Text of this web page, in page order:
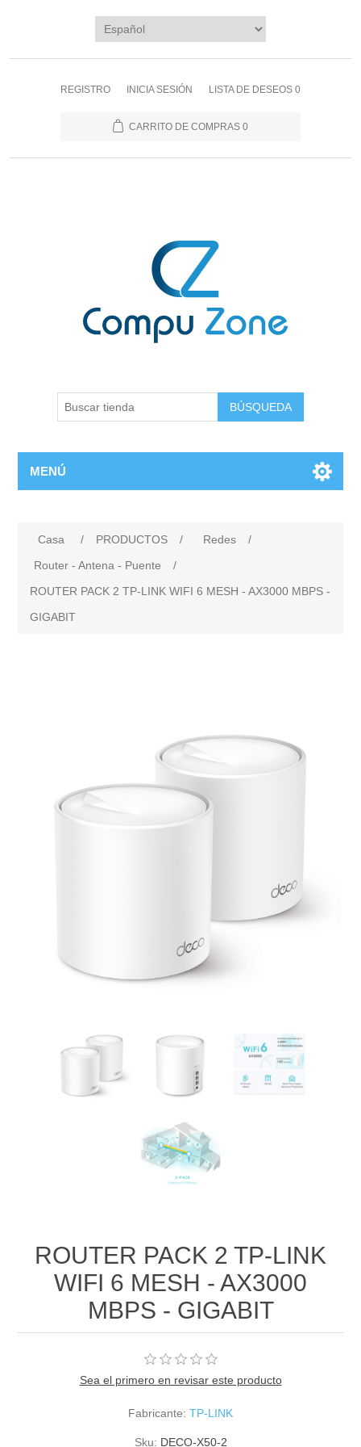
REGISTRO INICIA SESIÓN LISTA DE DESEOS 0
CARRITO DE COMPRAS 0
BÚSQUEDA
MENÚ
Casa / PRODUCTOS / Redes
/
Router - Antena - Puente
/
ROUTER PACK 2 TP-LINK WIFI 6 MESH - AX3000 MBPS -
GIGABIT
ROUTER PACK 2 TP-LINK
WIFI 6 MESH - AX3000
MBPS - GIGABIT
Sea el primero en revisar este producto
Fabricante: TP-LINK
Sku: DECO-X50-2